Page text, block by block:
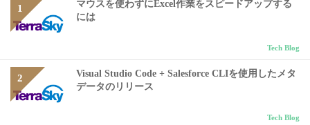
マウスを使わずにExcel作業をスピードアップする
には
Tech Blog
Visual Studio Code + Salesforce CLIを使用したメタ
データのリリース
Tech Blog